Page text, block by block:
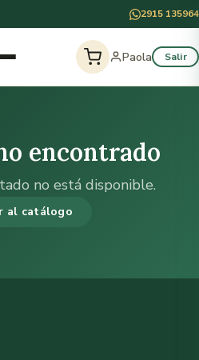
2915 135964
Paola Salir
encontrado
no está disponible.
al catálogo